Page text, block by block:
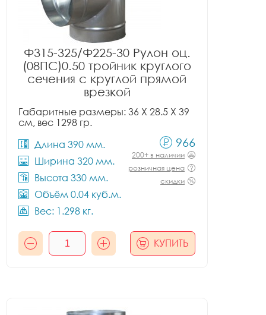
Ф315-325/Ф225-30 Рулон оц.
(08ПС)0.50 тройник круглого
сечения с круглой прямой
врезкой
Габаритные размеры: 36 X 28.5 X 39
см, вес 1298 гр.
Длина 390 мм.
Ширина 320 мм.
Высота 330 мм.
Объём 0.04 куб.м.
Вес: 1.298 кг.
966
200+ в наличии
розничная цена
скидки
КУПИТЬ